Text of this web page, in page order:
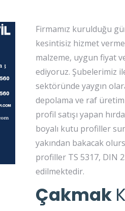
Firmamız kurulduğu
kesintisiz hizmet
malzeme, uygun fiyat
ediyoruz. Şubelerimiz
sektöründe yaygın
depolama ve raf
profil satışı yapan
boyalı kutu profiller
yakından bakacak
profiller TS 5317, DIN
edilmektedir.
Çakmak